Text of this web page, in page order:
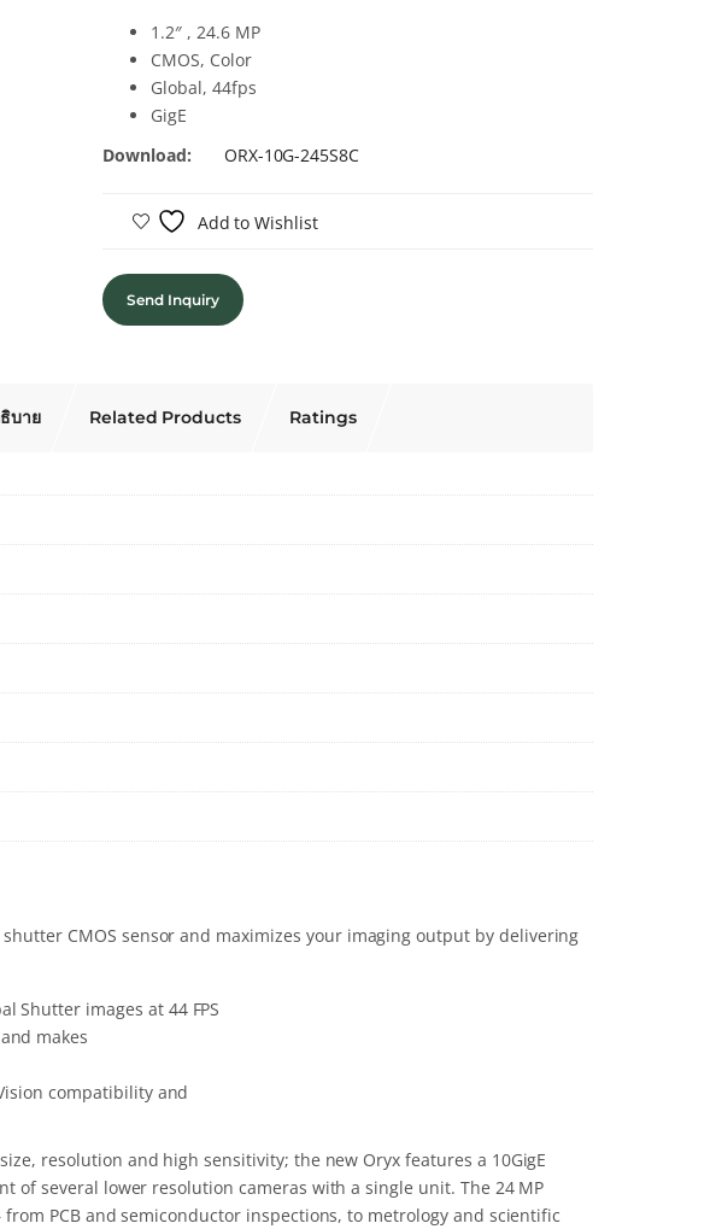
ของลูกค้า1.2″ , 24.6 MP
CMOS, Color
Global, 44fps
GigE
Download:
ORX-10G-245S8C
Add to Wishlist
Send Inquiry
บาย Related Products Ratings
CMOS sensor and maximizes your imaging output by delivering
Shutter images at 44 FPS
makes
compatibility and
resolution and high sensitivity; the new Oryx features a 10GigE
of several lower resolution cameras with a single unit. The 24 MP
PCB and semiconductor inspections, to metrology and scientific